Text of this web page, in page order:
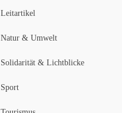
Leitartikel
Natur & Umwelt
Solidarität & Lichtblicke
Sport